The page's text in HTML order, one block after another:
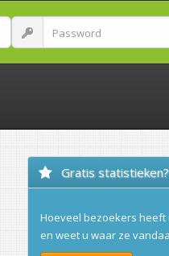
Gratis statistieken?
Hoeveel bezoekers heeft
en weet u waar ze